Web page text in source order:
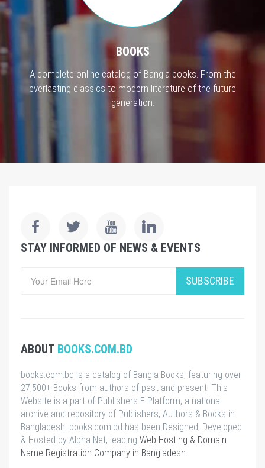
BOOKS
A complete online catalog of Bangla books. From the
everlasting classics to modern literature of the future
generation.
STAY INFORMED OF NEWS & EVENTS
SUBSCRIBE
ABOUT BOOKS.COM.BD
books.com.bd is a catalog of Bangla Books, featuring over
27,500+ Books from authors of past and present. This
Website is a part of Publishers E-Platform, a national
archive and repository of Publishers, Authors & Books in
Bangladesh. books.com.bd has been Designed, Developed
& Hosted by Alpha Net, leading Web Hosting & Domain
Name Registration Company in Bangladesh